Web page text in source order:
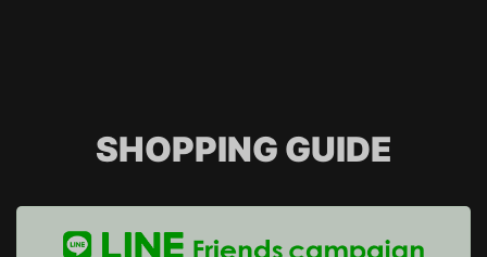
SHOPPING GUIDE